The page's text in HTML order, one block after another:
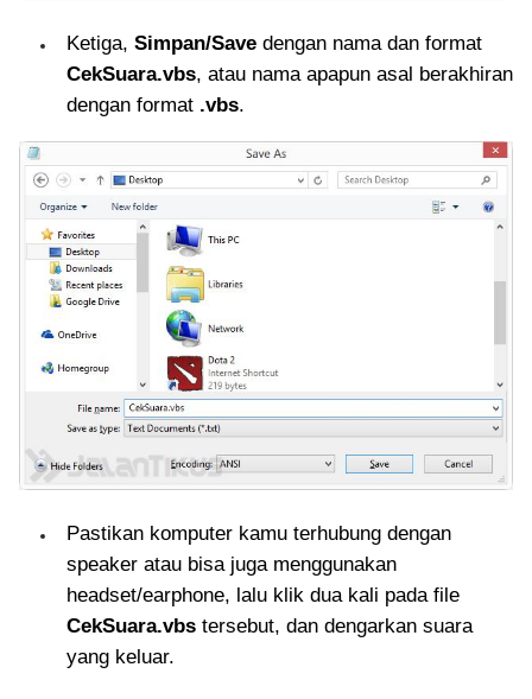
Ketiga, Simpan/Save dengan nama dan format
CekSuara.vbs, atau nama apapun asal berakhiran
dengan format .vbs.
Pastikan komputer kamu terhubung dengan
speaker atau bisa juga menggunakan
headset/earphone, lalu klik dua kali pada file
CekSuara.vbs tersebut, dan dengarkan suara
yang keluar.